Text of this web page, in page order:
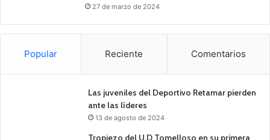
27 de marzo de 2024
Popular Reciente Comentarios
Las juveniles del Deportivo Retamar pierden
ante las líderes
13 de agosto de 2024
Tropiezo del U.D Tomelloso en su primera